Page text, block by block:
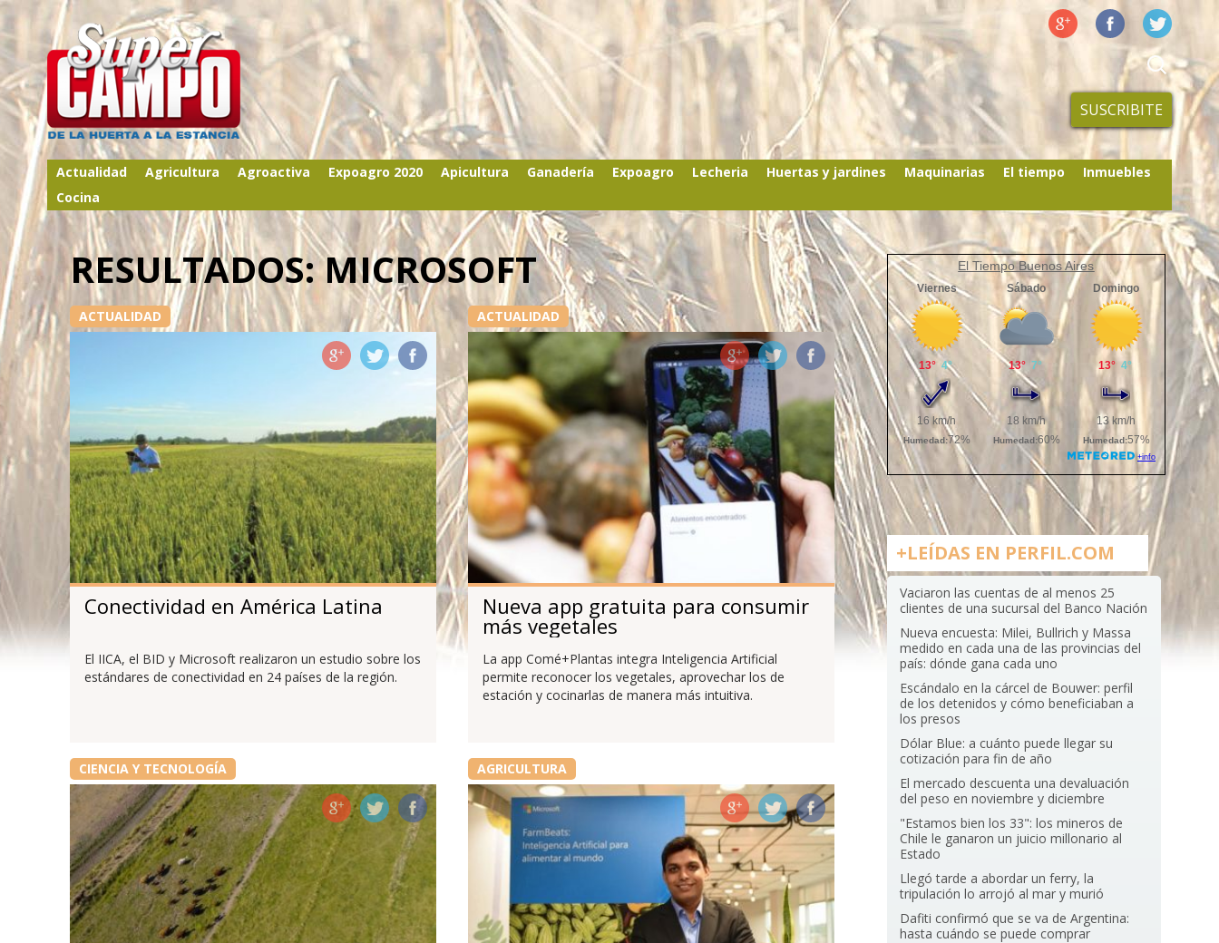
SUSCRIBITE
Actualidad Agricultura Agroactiva Expoagro 2020 Apicultura Ganadería Expoagro Lecheria Huertas y jardines Maquinarias El tiempo
Inmuebles
Cocina
RESULTADOS: MICROSOFT
ACTUALIDAD
Conectividad en América Latina
El IICA, el BID y Microsoft realizaron un estudio sobre los
estándares de conectividad en 24 países de la región.
ACTUALIDAD
Nueva app gratuita para consumir
más vegetales
La app Comé+Plantas integra Inteligencia Artificial
permite reconocer los vegetales, aprovechar los de
estación y cocinarlas de manera más intuitiva.
CIENCIA Y TECNOLOGÍA AGRICULTURA
El Tiempo Buenos Aires
+LEÍDAS EN PERFIL.COM
Vaciaron las cuentas de al menos 25
clientes de una sucursal del Banco Nación
Nueva encuesta: Milei, Bullrich y Massa
medido en cada una de las provincias del
país: dónde gana cada uno
Escándalo en la cárcel de Bouwer: perfil
de los detenidos y cómo beneficiaban a
los presos
Dólar Blue: a cuánto puede llegar su
cotización para fin de año
El mercado descuenta una devaluación
del peso en noviembre y diciembre
"Estamos bien los 33": los mineros de
Chile le ganaron un juicio millonario al
Estado
Llegó tarde a abordar un ferry, la
tripulación lo arrojó al mar y murió
Dafiti confirmó que se va de Argentina:
hasta cuándo se puede comprar